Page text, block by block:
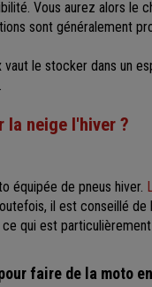
Vous aurez alors le
sont généralement
le stocker dans un
.
la neige l'hiver ?
équipée de pneus hiver.
il est conseillé
ce qui est
faire de la moto